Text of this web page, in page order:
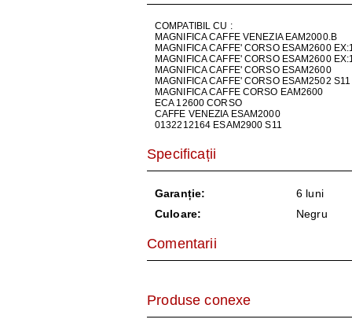
USCĂTOARE
TV, FOTO &
CAMERE
COMPATIBIL CU :
MAGNIFICA CAFFE VENEZIA EAM2000.B
MAGNIFICA CAFFE' CORSO ESAM2600
MAGNIFICA CAFFE' CORSO ESAM2600
MAGNIFICA CAFFE' CORSO ESAM2600
MAGNIFICA CAFFE' CORSO ESAM2502 S11
MAGNIFICA CAFFE CORSO EAM2600
ECA 12600 CORSO
CAFFE VENEZIA ESAM2000
0132212164 ESAM2900 S11
Specificații
Garanție:
6 luni
Culoare:
Negru
Comentarii
Produse conexe